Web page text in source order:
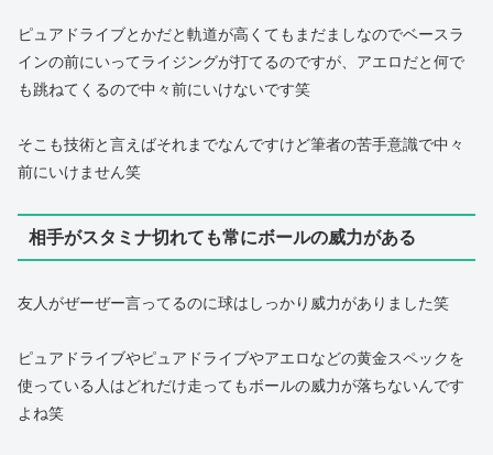
ピュアドライブとかだと軌道が高くてもまだましなのでベースラ
インの前にいってライジングが打てるのですが、アエロだと何で
も跳ねてくるので中々前にいけないです笑
そこも技術と言えばそれまでなんですけど筆者の苦手意識で中々
前にいけません笑
相手がスタミナ切れても常にボールの威力がある
友人がぜーぜー言ってるのに球はしっかり威力がありました笑
ピュアドライブやピュアドライブやアエロなどの黄金スペックを
使っている人はどれだけ走ってもボールの威力が落ちないんです
よね笑